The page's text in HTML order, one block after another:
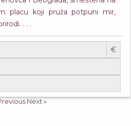
placu koji pruža potpuni mir,
. . .
€
Next »